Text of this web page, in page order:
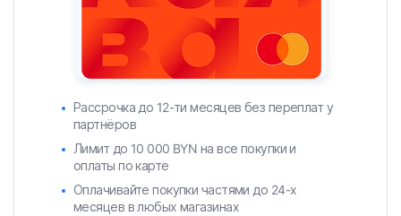
Рассрочка до 12-ти месяцев без переплат у
партнёров
Лимит до 10 000 BYN на все покупки и
оплаты по карте
Оплачивайте покупки частями до 24-х
месяцев в любых магазинах